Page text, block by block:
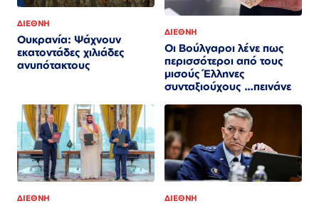
ΔΙΕΘΝΗ
Ουκρανία: Ψάχνουν
εκατοντάδες χιλιάδες
ανυπότακτους
ΔΙΕΘΝΗ
Οι Βούλγαροι λένε πως
περισσότεροι από τους
μισούς Έλληνες
συνταξιούχους …πεινάνε
ΔΙΕΘΝΗ ΔΙΕΘΝΗ